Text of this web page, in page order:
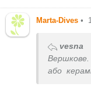
Marta-Dives •
vesna
Вершкове.
або